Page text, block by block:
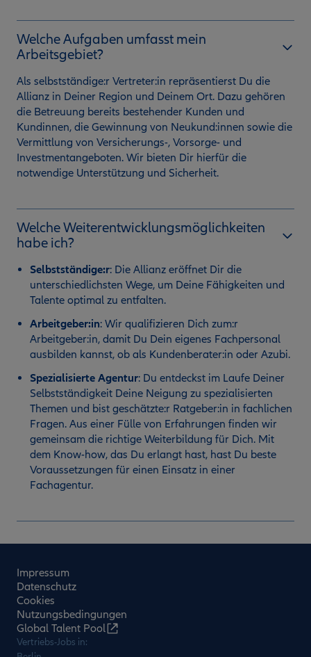
Welche Aufgaben umfasst mein
Arbeitsgebiet?
Als selbstständige:r Vertreter:in repräsentierst Du die
Allianz in Deiner Region und Deinem Ort. Dazu gehören
die Betreuung bereits bestehender Kunden und
Kundinnen, die Gewinnung von Neukund:innen sowie die
Vermittlung von Versicherungs-, Vorsorge- und
Investmentangeboten. Wir bieten Dir hierfür die
notwendige Unterstützung und Sicherheit.
Welche Weiterentwicklungsmöglichkeiten
habe ich?
Selbstständige:r: Die Allianz eröffnet Dir die
unterschiedlichsten Wege, um Deine Fähigkeiten und
Talente optimal zu entfalten.
Arbeitgeber:in: Wir qualifizieren Dich zum:r
Arbeitgeber:in, damit Du Dein eigenes Fachpersonal
ausbilden kannst, ob als Kundenberater:in oder Azubi.
Spezialisierte Agentur: Du entdeckst im Laufe Deiner
Selbstständigkeit Deine Neigung zu spezialisierten
Themen und bist geschätzte:r Ratgeber:in in fachlichen
Fragen. Aus einer Fülle von Erfahrungen finden wir
gemeinsam die richtige Weiterbildung für Dich. Mit
dem Know-how, das Du erlangt hast, hast Du beste
Voraussetzungen für einen Einsatz in einer
Fachagentur.
Impressum
Datenschutz
Cookies
Nutzungsbedingungen
Global Talent Pool
Vertriebs-Jobs in: